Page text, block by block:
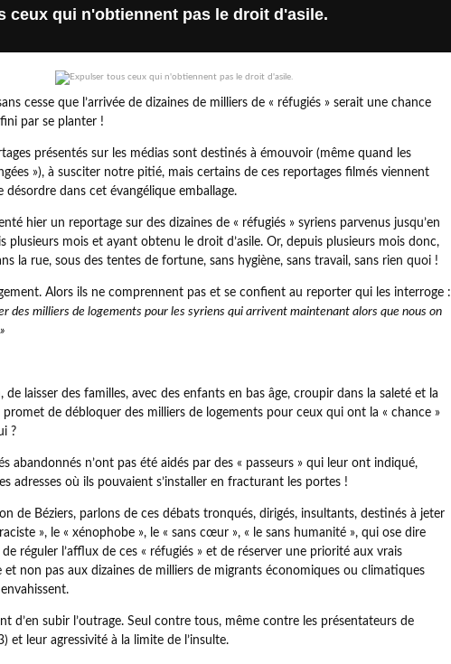
ceux qui n'obtiennent pas le droit d'asile.
cesse que l’arrivée de dizaines de milliers de « réfugiés » serait une chance
par se planter !
présentés sur les médias sont destinés à émouvoir (même quand les
»), à susciter notre pitié, mais certains de ces reportages filmés viennent
dans cet évangélique emballage.
hier un reportage sur des dizaines de « réfugiés » syriens parvenus jusqu’en
plusieurs mois et ayant obtenu le droit d’asile. Or, depuis plusieurs mois donc,
la rue, sous des tentes de fortune, sans hygiène, sans travail, sans rien quoi !
Alors ils ne comprennent pas et se confient au reporter qui les interroge :
des milliers de logements pour les syriens qui arrivent maintenant alors que nous on
de laisser des familles, avec des enfants en bas âge, croupir dans la saleté et la
promet de débloquer des milliers de logements pour ceux qui ont la « chance »
?
abandonnés n’ont pas été aidés par des « passeurs » qui leur ont indiqué,
adresses où ils pouvaient s’installer en fracturant les portes !
de Béziers, parlons de ces débats tronqués, dirigés, insultants, destinés à jeter
», le « xénophobe », le « sans cœur », « le sans humanité », qui ose dire
de réguler l’afflux de ces « réfugiés » et de réserver une priorité aux vrais
et non pas aux dizaines de milliers de migrants économiques ou climatiques
d’en subir l’outrage. Seul contre tous, même contre les présentateurs de
et leur agressivité à la limite de l’insulte.